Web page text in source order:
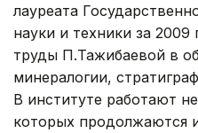
лауреата
науки и техники за
труды П.Тажибаевой в
минералогии,
В институте работают
которых продолжаются